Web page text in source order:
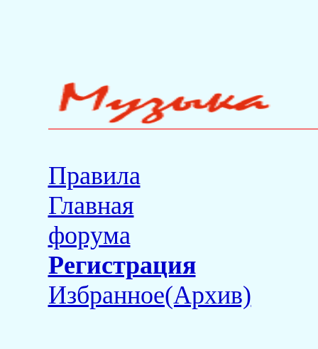
Правила
Главная
форума
Регистрация
Избранное(Архив)